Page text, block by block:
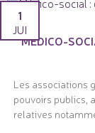
MÉDICO-
1
JUI
Les associations
pouvoirs publics,
relatives